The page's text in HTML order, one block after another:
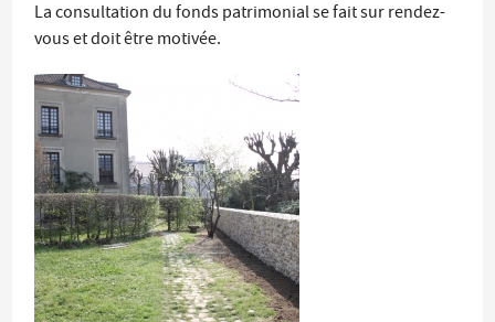
La consultation du fonds patrimonial se fait sur rendez-
vous et doit être motivée.